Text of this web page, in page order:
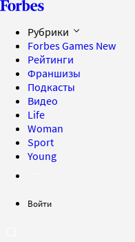
Рубрики
Forbes Games New
Рейтинги
Франшизы
Подкасты
Видео
Life
Woman
Sport
Young
Войти